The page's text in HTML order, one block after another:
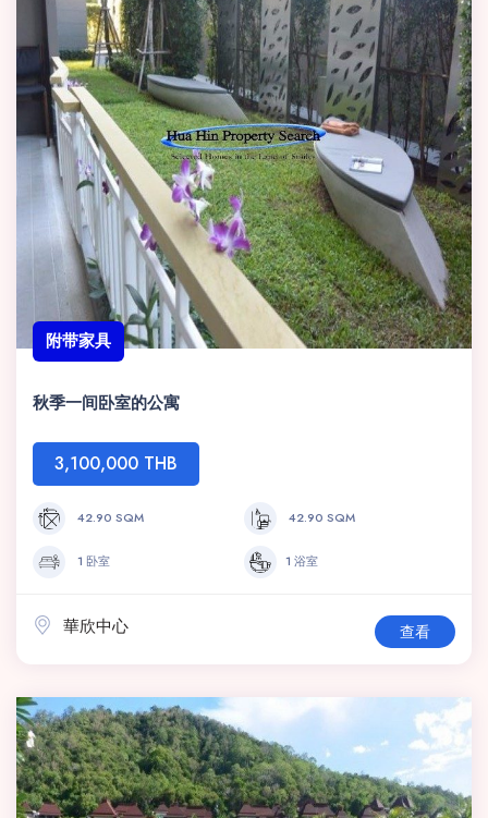
附带家具
秋季一间卧室的公寓
3,100,000 THB
42.90 SQM 42.90 SQM
1 卧室 1 浴室
華欣中心 查看